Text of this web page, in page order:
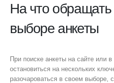
На что
выборе анкеты
При поиске анкеты на сайте или
остановиться на нескольких
разочароваться в своем выборе,